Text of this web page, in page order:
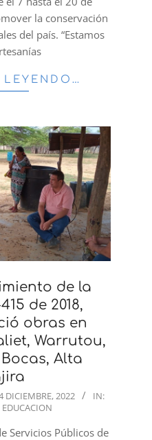
la conservación
del país. “Estamos
de la
de 2018,
obras en
Warrutou,
Alta
DICIEMBRE, 2022
IN:
EDUCACION
Servicios Públicos de